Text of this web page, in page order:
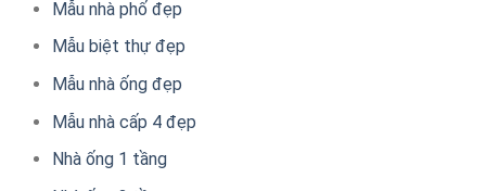
Mẫu nhà phố đẹp
Mẫu biệt thự đẹp
Mẫu nhà ống đẹp
Mẫu nhà cấp 4 đẹp
Nhà ống 1 tầng